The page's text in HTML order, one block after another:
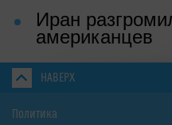
Иран
американцев
НАВЕРХ
Политика